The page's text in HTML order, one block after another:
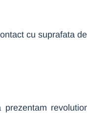
cu suprafata